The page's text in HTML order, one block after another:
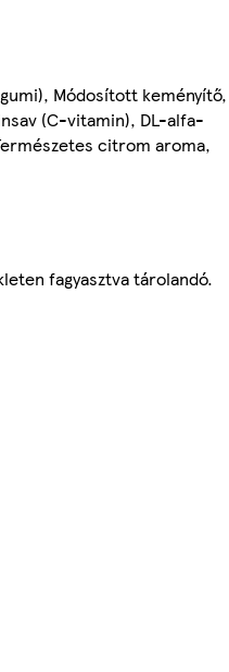
Módosított keményítő,
(C-vitamin), DL-alfa-
citrom aroma,
fagyasztva tárolandó.